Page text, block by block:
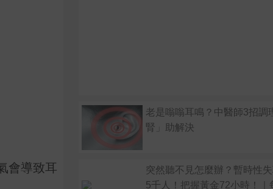
會導致耳
老是嗡嗡耳鳴？中醫師3招調
腎」助解決
突然聽不見怎麼辦？暫時性
5千人！把握黃金72小時！｜